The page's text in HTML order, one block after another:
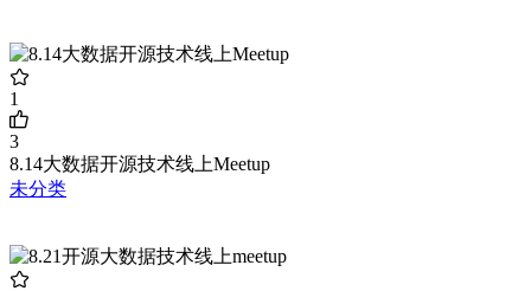
1
3
8.14大数据开源技术线上Meetup
未分类